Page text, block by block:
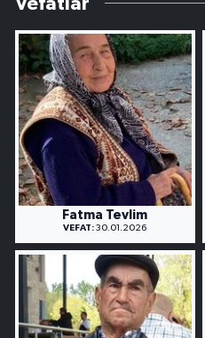
Fatma Tevlim
VEFAT: 30.01.2026